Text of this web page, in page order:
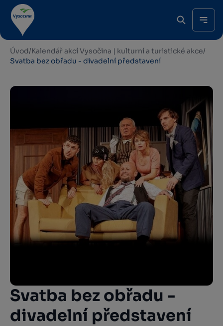
Úvod/Kalendář akcí Vysočina | kulturní a turistické akce/
Svatba bez obřadu - divadelní představení
Svatba bez obřadu -
divadelní představení